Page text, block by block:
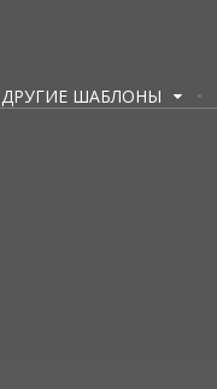
ДРУГИЕ ШАБЛОНЫ